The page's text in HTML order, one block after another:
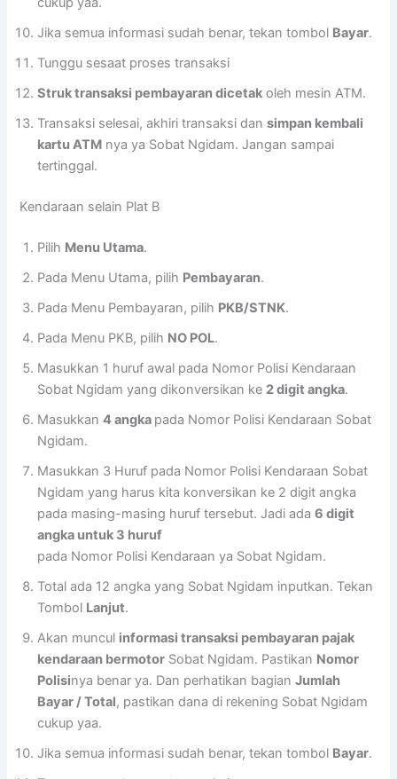
Jika semua informasi sudah benar, tekan tombol Bayar.
Tunggu sesaat proses transaksi
Struk transaksi pembayaran dicetak oleh mesin ATM.
Transaksi selesai, akhiri transaksi dansimpan kembali
kartu ATM nya ya Sobat Ngidam. Jangan sampai
tertinggal.
Kendaraan selain Plat B
Pilih Menu Utama.
Pada Menu Utama, pilih Pembayaran.
Pada Menu Pembayaran, pilih PKB/STNK.
Pada Menu PKB, pilih NO POL.
Masukkan 1 huruf awal pada Nomor Polisi Kendaraan
Sobat Ngidam yang dikonversikan ke 2 digit angka.
Masukkan4 angka pada Nomor Polisi Kendaraan Sobat
Ngidam.
Masukkan 3 Huruf pada Nomor Polisi Kendaraan Sobat
Ngidam yang harus kita konversikan ke 2 digit angka
pada masing-masing huruf tersebut. Jadi ada6 digit
angka untuk 3 huruf
pada Nomor Polisi Kendaraan ya Sobat Ngidam.
Total ada 12 angka yang Sobat Ngidam inputkan. Tekan
Tombol Lanjut.
Akan muncul informasi transaksi pembayaran pajak
kendaraan bermotor Sobat Ngidam. Pastikan Nomor
Polisinya benar ya. Dan perhatikan bagianJumlah
Bayar / Total, pastikan dana di rekening Sobat Ngidam
cukup yaa.
Jika semua informasi sudah benar, tekan tombol Bayar.